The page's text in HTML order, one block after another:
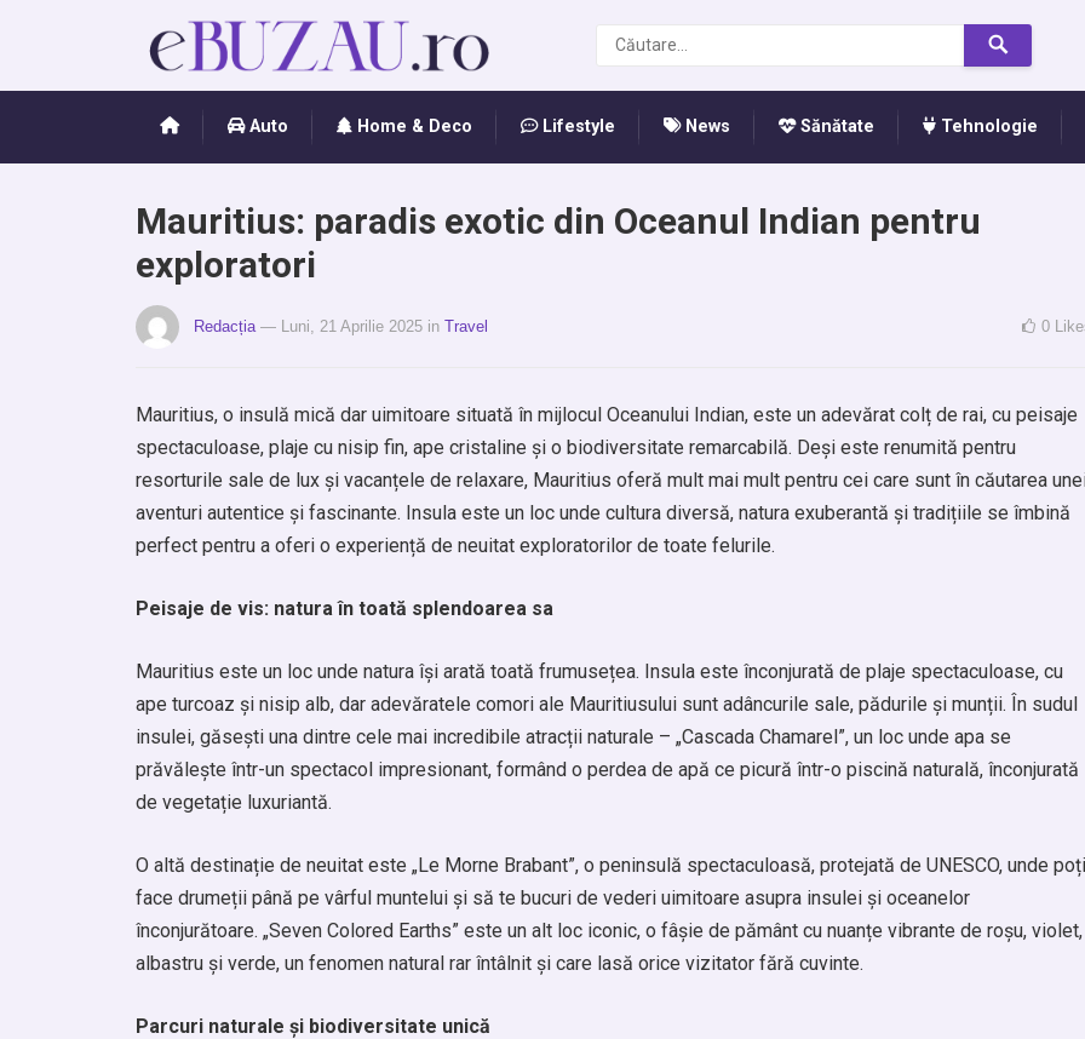
Auto Home & Deco Lifestyle News Sănătate Tehnologie
Mauritius: paradis exotic din Oceanul Indian pentru
exploratori
Redacția — Luni, 21 Aprilie 2025 in Travel 0
Mauritius, o insulă mică dar uimitoare situată în mijlocul Oceanului Indian, este un adevărat colț de rai, cu peisaje
spectaculoase, plaje cu nisip fin, ape cristaline și o biodiversitate remarcabilă. Deși este renumită pentru
resorturile sale de lux și vacanțele de relaxare, Mauritius oferă mult mai mult pentru cei care sunt în căutarea
aventuri autentice și fascinante. Insula este un loc unde cultura diversă, natura exuberantă și tradițiile se îmbină
perfect pentru a oferi o experiență de neuitat exploratorilor de toate felurile.
Peisaje de vis: natura în toată splendoarea sa
Mauritius este un loc unde natura își arată toată frumusețea. Insula este înconjurată de plaje spectaculoase, cu
ape turcoaz și nisip alb, dar adevăratele comori ale Mauritiusului sunt adâncurile sale, pădurile și munții. În sudul
insulei, găsești una dintre cele mai incredibile atracții naturale – „Cascada Chamarel”, un loc unde apa se
prăvălește într-un spectacol impresionant, formând o perdea de apă ce picură într-o piscină naturală, înconjurată
de vegetație luxuriantă.
O altă destinație de neuitat este „Le Morne Brabant”, o peninsulă spectaculoasă, protejată de UNESCO, unde poți
face drumeții până pe vârful muntelui și să te bucuri de vederi uimitoare asupra insulei și oceanelor
înconjurătoare. „Seven Colored Earths” este un alt loc iconic, o fâșie de pământ cu nuanțe vibrante de roșu, violet,
albastru și verde, un fenomen natural rar întâlnit și care lasă orice vizitator fără cuvinte.
Parcuri naturale și biodiversitate unică